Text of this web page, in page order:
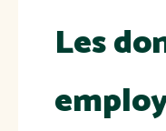
Les